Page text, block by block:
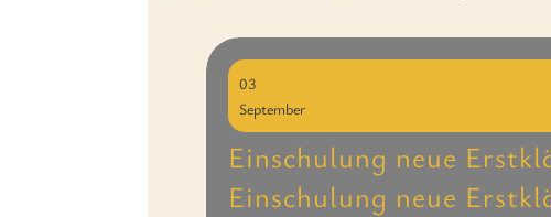
03
September
Einschulung neue
Einschulung neue